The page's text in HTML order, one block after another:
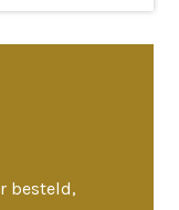
besteld,